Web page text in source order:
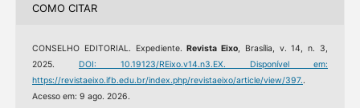
COMO CITAR
CONSELHO EDITORIAL. Expediente.Revista Eixo, Brasília, v. 14, n. 3,
2025. DOI: 10.19123/REixo.v14.n3.EX. Disponível em:
https://revistaeixo.ifb.edu.br/index.php/revistaeixo/article/view/397..
Acesso em: 9 ago. 2026.